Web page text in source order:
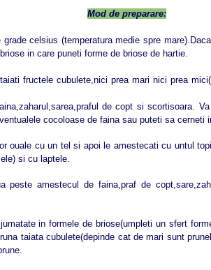
Mod de preparare:
celsius (temperatura medie spre
in care puneti forme de briose de hartie.
fructele cubulete,nici prea mari nici prea
de copt si scortisoara.
cocoloase de faina sau puteti sa cerneti
ouale cu un tel si apoi le amestecati cu untul
si cu laptele.
peste amestecul de faina,praf de
in formele de briose(umpleti un sfert
taiata cubulete(depinde cat de mari sunt